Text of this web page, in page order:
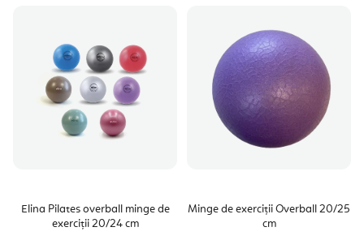
Elina Pilates overball minge de
exerciții 20/24 cm
Minge de exerciții Overball 20/25
cm